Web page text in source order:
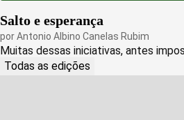
Salto e esperança
porAntonio Albino Canelas Rubim
Muitas dessas iniciativas, antes
Todas as edições